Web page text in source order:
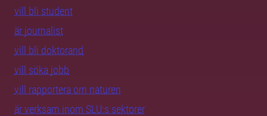
vill bli student
är journalist
vill bli doktorand
vill söka jobb
vill rapportera om naturen
är verksam inom SLU:s sektorer